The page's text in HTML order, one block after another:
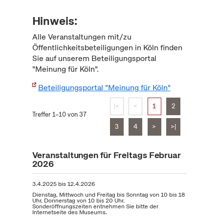
Hinweis:
Alle Veranstaltungen mit/zu
Öffentlichkeitsbeteiligungen in Köln finden
Sie auf unserem Beteiligungsportal
"Meinung für Köln".
Beteiligungsportal "Meinung für Köln"
Treffer 1–10 von 37
|< < 1 2
3 4 > >|
Veranstaltungen für Freitags Februar
2026
3.4.2025bis12.4.2026
Dienstag, Mittwoch und Freitag bis Sonntag von 10 bis 18
Uhr, Donnerstag von 10 bis 20 Uhr.
Sonderöffnungszeiten entnehmen Sie bitte der
Internetseite des Museums.